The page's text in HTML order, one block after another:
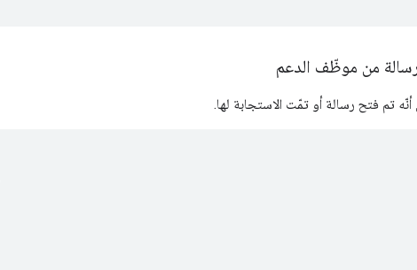
رسالة من موظّف الدعم
أنّه تم فتح رسالة أو تمّت الاستجابة لها.